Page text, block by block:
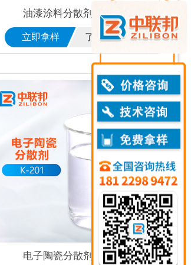
油漆涂料分散剂 K-006
立即拿样 了解更多
电子陶瓷分散剂 K-210